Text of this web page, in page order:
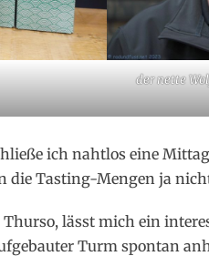
der nette
ich nahtlos eine
die Tasting-Mengen ja
lässt mich ein
Turm spontan